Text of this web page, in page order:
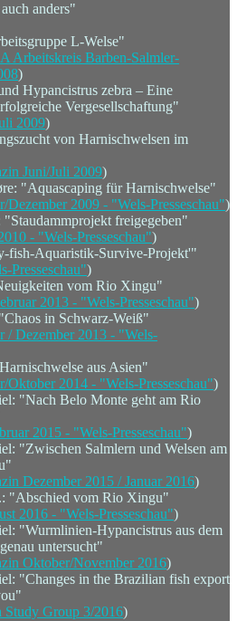
anders"
L-Welse"
Arbeitskreis Barben-Salmler-
)
Hypancistrus zebra – Eine
Vergesellschaftung"
2009)
von Harnischwelsen im
Juni/Juli 2009)
"Aquascaping für Harnischwelse"
Dezember 2009 - "Wels-Presseschau")
freigegeben"
- "Wels-Presseschau")
fish-Aquaristik-Survive-Projekt'"
Presseschau")
vom Rio Xingu"
2013 - "Wels-Presseschau")
in Schwarz-Weiß"
/ Dezember 2013 - "Wels-
aus Asien"
Oktober 2014 - "Wels-Presseschau")
"Nach Belo Monte geht am Rio
2015 - "Wels-Presseschau")
"Zwischen Salmlern und Welsen am
Dezember 2015 / Januar 2016)
"Abschied vom Rio Xingu"
2016 - "Wels-Presseschau")
"Wurmlinien-Hypancistrus aus dem
untersucht"
Oktober/November 2016)
"Changes in the Brazilian fish export
Study Group 3/2016)